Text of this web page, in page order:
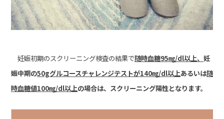
妊娠初期のスクリーニング検査の結果で随時血糖95㎎/dl以上、 妊
娠中期の50gグルコースチャレンジテストが140㎎/dl以上あるいは随
時血糖値100㎎/dl以上の場合は、スクリーニング陽性となります。